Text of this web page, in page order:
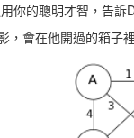
你的聰明才智，告
，會在他開過的箱子